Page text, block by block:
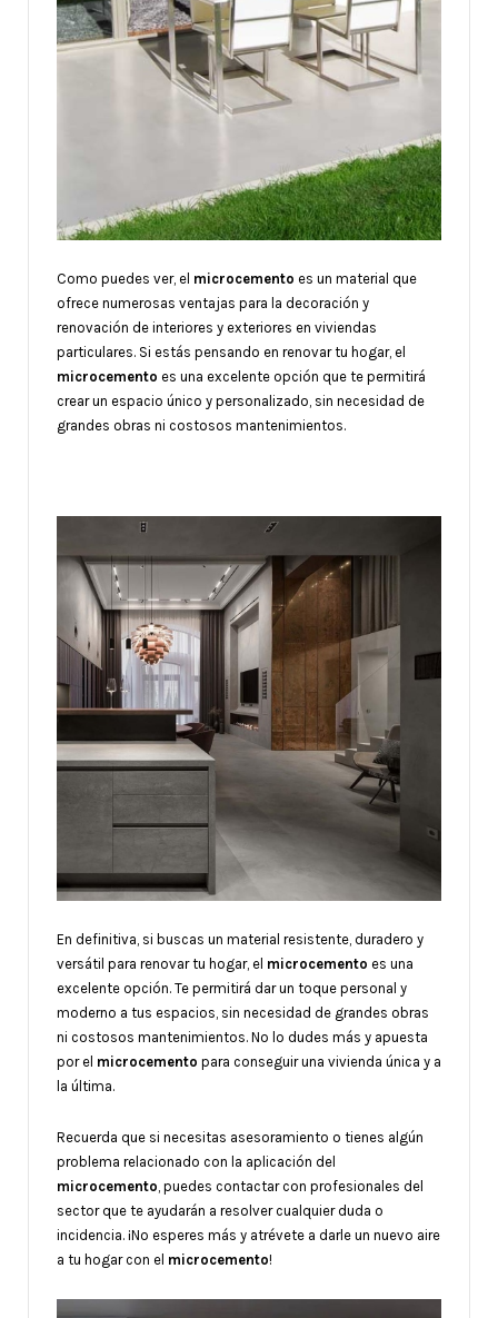
Como puedes ver, el microcemento es un material que
ofrece numerosas ventajas para la decoración y
renovación de interiores y exteriores en viviendas
particulares. Si estás pensando en renovar tu hogar, el
microcemento es una excelente opción que te permitirá
crear un espacio único y personalizado, sin necesidad de
grandes obras ni costosos mantenimientos.
En definitiva, si buscas un material resistente, duradero y
versátil para renovar tu hogar, el microcemento es una
excelente opción. Te permitirá dar un toque personal y
moderno a tus espacios, sin necesidad de grandes obras
ni costosos mantenimientos. No lo dudes más y apuesta
por el microcemento para conseguir una vivienda única y a
la última.
Recuerda que si necesitas asesoramiento o tienes algún
problema relacionado con la aplicación del
microcemento , puedes contactar con profesionales del
sector que te ayudarán a resolver cualquier duda o
incidencia. ¡No esperes más y atrévete a darle un nuevo aire
a tu hogar con el microcemento!